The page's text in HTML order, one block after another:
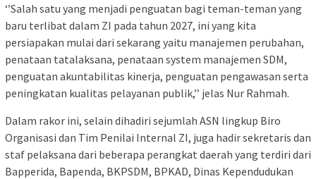
‘’Salah satu yang menjadi penguatan bagi teman-teman yang
baru terlibat dalam ZI pada tahun 2027, ini yang kita
persiapakan mulai dari sekarang yaitu manajemen perubahan,
penataan tatalaksana, penataan system manajemen SDM,
penguatan akuntabilitas kinerja, penguatan pengawasan serta
peningkatan kualitas pelayanan publik,’’ jelas Nur Rahmah.
Dalam rakor ini, selain dihadiri sejumlah ASN lingkup Biro
Organisasi dan Tim Penilai Internal ZI, juga hadir sekretaris dan
staf pelaksana dari beberapa perangkat daerah yang terdiri dari
Bapperida, Bapenda, BKPSDM, BPKAD, Dinas Kependudukan